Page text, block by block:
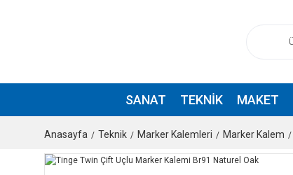
SANAT TEKNIK MAKET
Anasayfa Teknik Marker Kalemleri Marker Kalem